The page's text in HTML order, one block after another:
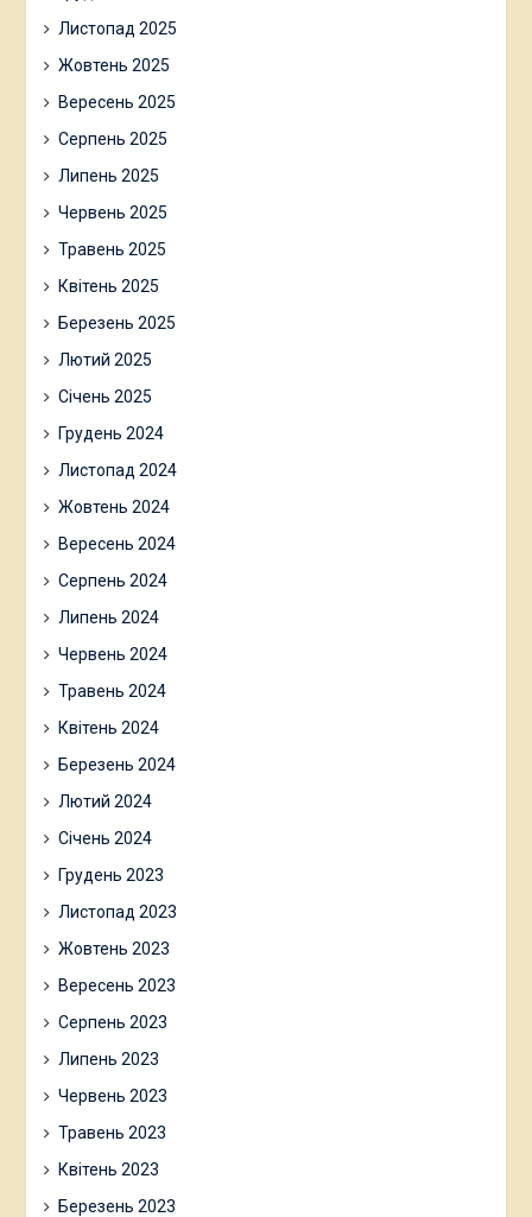
Листопад 2025
Жовтень 2025
Вересень 2025
Серпень 2025
Липень 2025
Червень 2025
Травень 2025
Квітень 2025
Березень 2025
Лютий 2025
Січень 2025
Грудень 2024
Листопад 2024
Жовтень 2024
Вересень 2024
Серпень 2024
Липень 2024
Червень 2024
Травень 2024
Квітень 2024
Березень 2024
Лютий 2024
Січень 2024
Грудень 2023
Листопад 2023
Жовтень 2023
Вересень 2023
Серпень 2023
Липень 2023
Червень 2023
Травень 2023
Квітень 2023
Березень 2023